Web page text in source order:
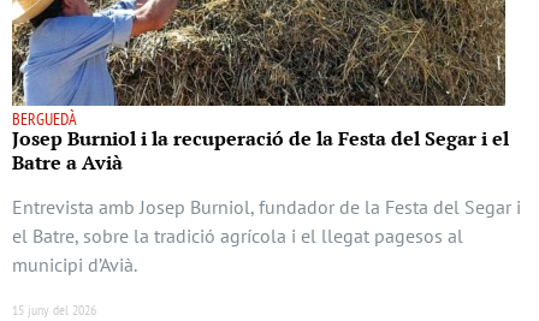
BERGUEDÀ
Josep Burniol i la recuperació de la Festa del Segar i el
Batre a Avià
Entrevista amb Josep Burniol, fundador de la Festa del Segar i
el Batre, sobre la tradició agrícola i el llegat pagesos al
municipi d’Avià.
15 juny del 2026